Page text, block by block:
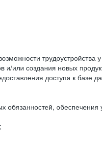
трудоустройства
или создания новых
доступа к базе
обязанностей, обеспечения